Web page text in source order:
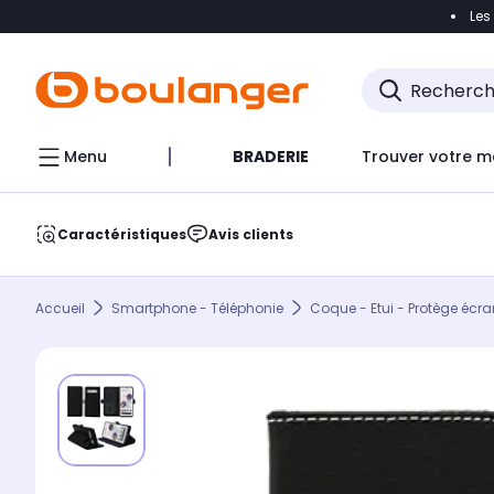
Accéder
Menu BRADERIE Trouver votre
Caractéristiques Avis clients
Accueil Smartphone - Téléphonie Coque - Etui - Protège